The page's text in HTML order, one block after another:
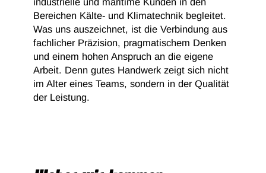
Bereichen Kälte- und Klimatechnik begleitet.
Was uns auszeichnet, ist die Verbindung aus
fachlicher Präzision, pragmatischem Denken
und einem hohen Anspruch an die eigene
Arbeit. Denn gutes Handwerk zeigt sich nicht
im Alter eines Teams, sondern in der Qualität
der Leistung.